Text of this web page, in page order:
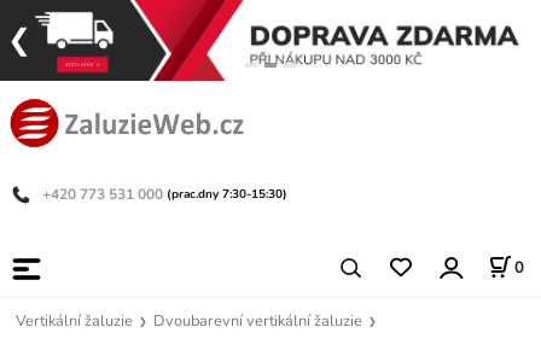
+420 773 531 000 (prac.dny 7:30-15:30)
0
Vertikální žaluzie Dvoubarevní vertikální žaluzie